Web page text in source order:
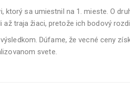
ktorý sa umiestnil na 1. mieste. O
traja žiaci, pretože ich bodový
Dúfame, že vecné ceny
svete.